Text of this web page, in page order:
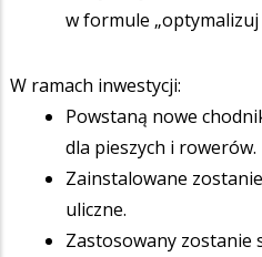
w formule „optymalizuj
W ramach inwestycji:
Powstaną nowe
dla pieszych i rowerów.
Zainstalowane
uliczne.
Zastosowany zostanie